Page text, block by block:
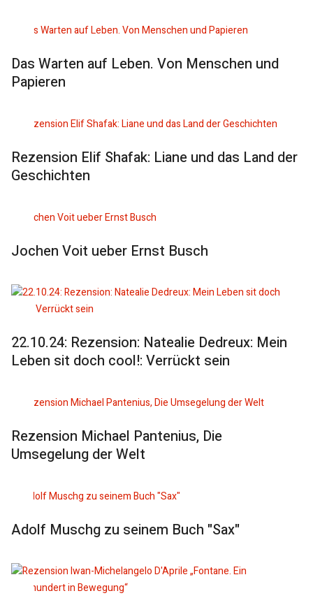
Das Warten auf Leben. Von Menschen und
Papieren
Rezension Elif Shafak: Liane und das Land der
Geschichten
Jochen Voit ueber Ernst Busch
22.10.24: Rezension: Natealie Dedreux: Mein
Leben sit doch cool!: Verrückt sein
Rezension Michael Pantenius, Die
Umsegelung der Welt
Adolf Muschg zu seinem Buch "Sax"